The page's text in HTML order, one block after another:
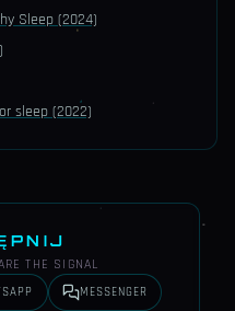
Sleep (2024)
sleep (2022)
THE SIGNAL
MESSENGER